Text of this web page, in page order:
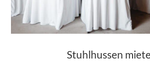
Stuhlhussen